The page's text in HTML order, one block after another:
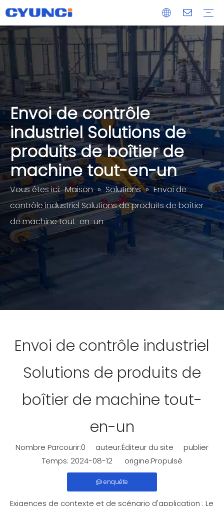
Envoi de contrôle
industriel Solutions de
produits de boîtier de
machine tout-en-un
Vous êtes ici: Maison » Solutions » Envoi de
contrôle industriel Solutions de produits de boîtier
de machine tout-en-un
Envoi de contrôle industriel
Solutions de produits de
boîtier de machine tout-
en-un
Nombre Parcourir:0 auteur:Éditeur du site publier
Temps: 2024-08-12 origine:Propulsé
enquête
Exigences de contexte et de scénario d'application : Le